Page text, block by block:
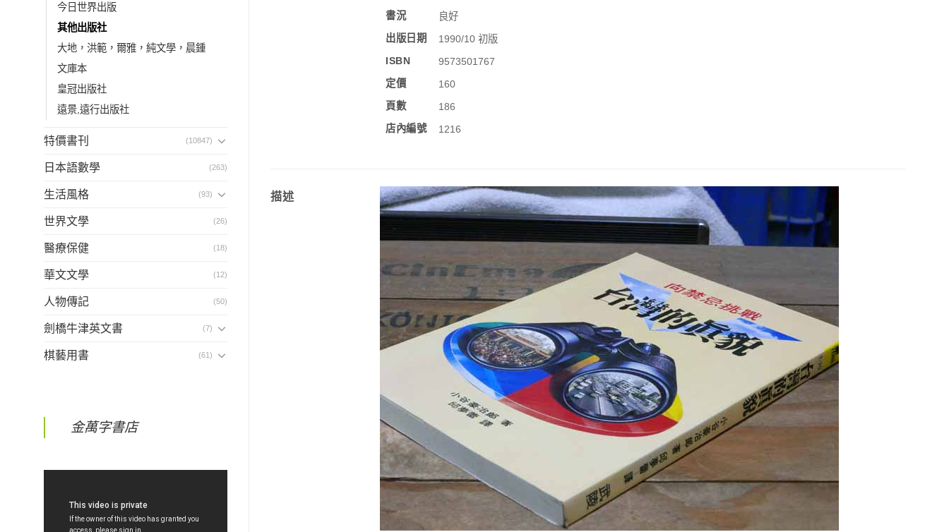
今日世界出版
其他出版社
大地，洪範，爾雅，純文學，晨鍾
文庫本
皇冠出版社
遠景,遠行出版社
特價書刊 (10847)
日本語數學 (263)
生活風格 (93)
世界文學 (26)
醫療保健 (18)
華文文學 (12)
人物傳記 (50)
劍橋牛津英文書 (7)
棋藝用書 (61)
金萬字書店
書況
良好
出版日期
1990/10 初版
ISBN
9573501767
定價
160
頁數
186
店內編號
1216
描述